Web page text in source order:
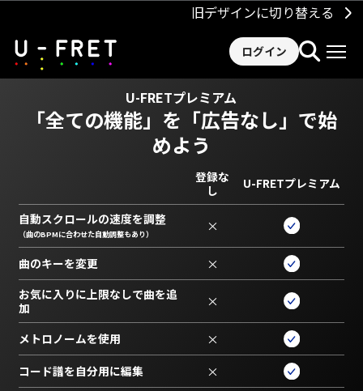
旧デザインに切り替える
ログイン
U-FRETプレミアム
「全ての機能」を 「広告なし」で始
めよう
登録な
し
U-FRETプレミアム
自動スクロールの速度を調整
（曲のBPMに合わせた自動調整もあり） ×
曲のキーを変更 ×
お気に入りに上限なしで曲を追
加
×
メトロノームを使用 ×
コード譜を自分用に編集 ×